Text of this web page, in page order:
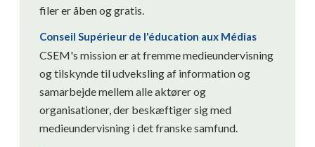
filer er åben og gratis.
Conseil Supérieur de l'éducation aux Médias
CSEM's mission er at fremme medieundervisning
og tilskynde til udveksling af information og
samarbejde mellem alle aktører og
organisationer, der beskæftiger sig med
medieundervisning i det franske samfund.